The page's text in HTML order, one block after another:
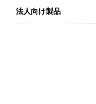
法人向け製品